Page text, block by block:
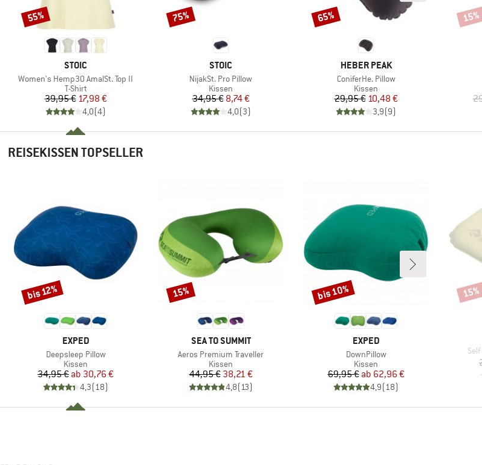
MARKE
STOIC
Artikel
Women's Hemp30 AmalSt. Top II
Produktgruppe
T-Shirt
Preis
39,95 €reduzierter Preis
17,98 €
4,0(4)
Rabatt
55%
MARKE
STOIC
Artikel
NijakSt. Pro Pillow
Produktgruppe
Kissen
Preis
34,95 €reduzierter Preis
8,74 €
4,0(3)
Rabatt
75%
MARKE
HEBER PEAK
Artikel
ConiferHe. Pillow
Produktgruppe
Kissen
Preis
29,95 €reduzierter Preis
10,48 €
3,9(9)
Rabatt
65% 15%
REISEKISSEN TOPSELLER
MARKE
EXPED
Artikel
Deepsleep Pillow
Produktgruppe
Kissen
Preis
34,95 € reduzierter Preis
ab 30,76 €
4,3(18)
Rabatt
bis 12%
MARKE
SEA TO SUMMIT
Artikel
Aeros Premium Traveller
Produktgruppe
Kissen
Preis
44,95 €reduzierter Preis
38,21 €
4,8(13)
Rabatt
15%
MARKE
EXPED
Artikel
DownPillow
Produktgruppe
Kissen
Preis
69,95 € reduzierter Preis
ab 62,96 €
4,9(18)
Rabatt
bis 10% 15%